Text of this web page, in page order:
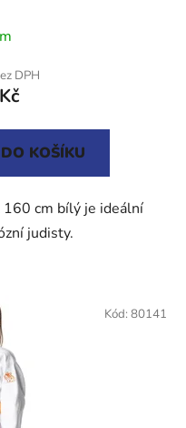
DPH
DO KOŠÍKU
cm bílý je ideální
judisty.
Kód: 80141